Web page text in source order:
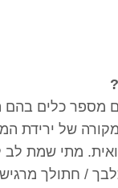
מספר כלים בהם
של ירידת
מתי שמת לב
/ חתולך